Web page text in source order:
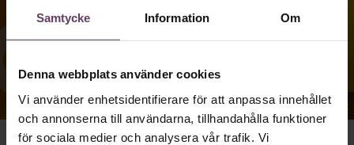
Samtycke Information Om
Denna webbplats använder cookies
Vi använder enhetsidentifierare för att anpassa innehållet
och annonserna till användarna, tillhandahålla funktioner
för sociala medier och analysera vår trafik. Vi
Kerstin Winberg på Randstad. Foto: Martina Huber